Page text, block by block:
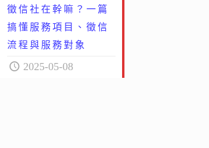
徵信社在幹嘛？一篇
搞懂服務項目、徵信
流程與服務對象
2025-05-08